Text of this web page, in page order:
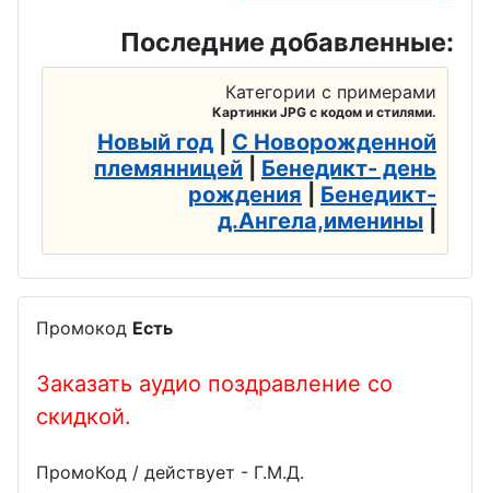
Последние добавленные:
Категории с примерами
Картинки JPG с кодом и стилями.
Новый год
С Новорожденной
племянницей
Бенедикт- день
рождения
Бенедикт-
д.Ангела,именины
Промокод Есть
Заказать аудио поздравление со
скидкой.
ПромоКод / действует - Г.М.Д.